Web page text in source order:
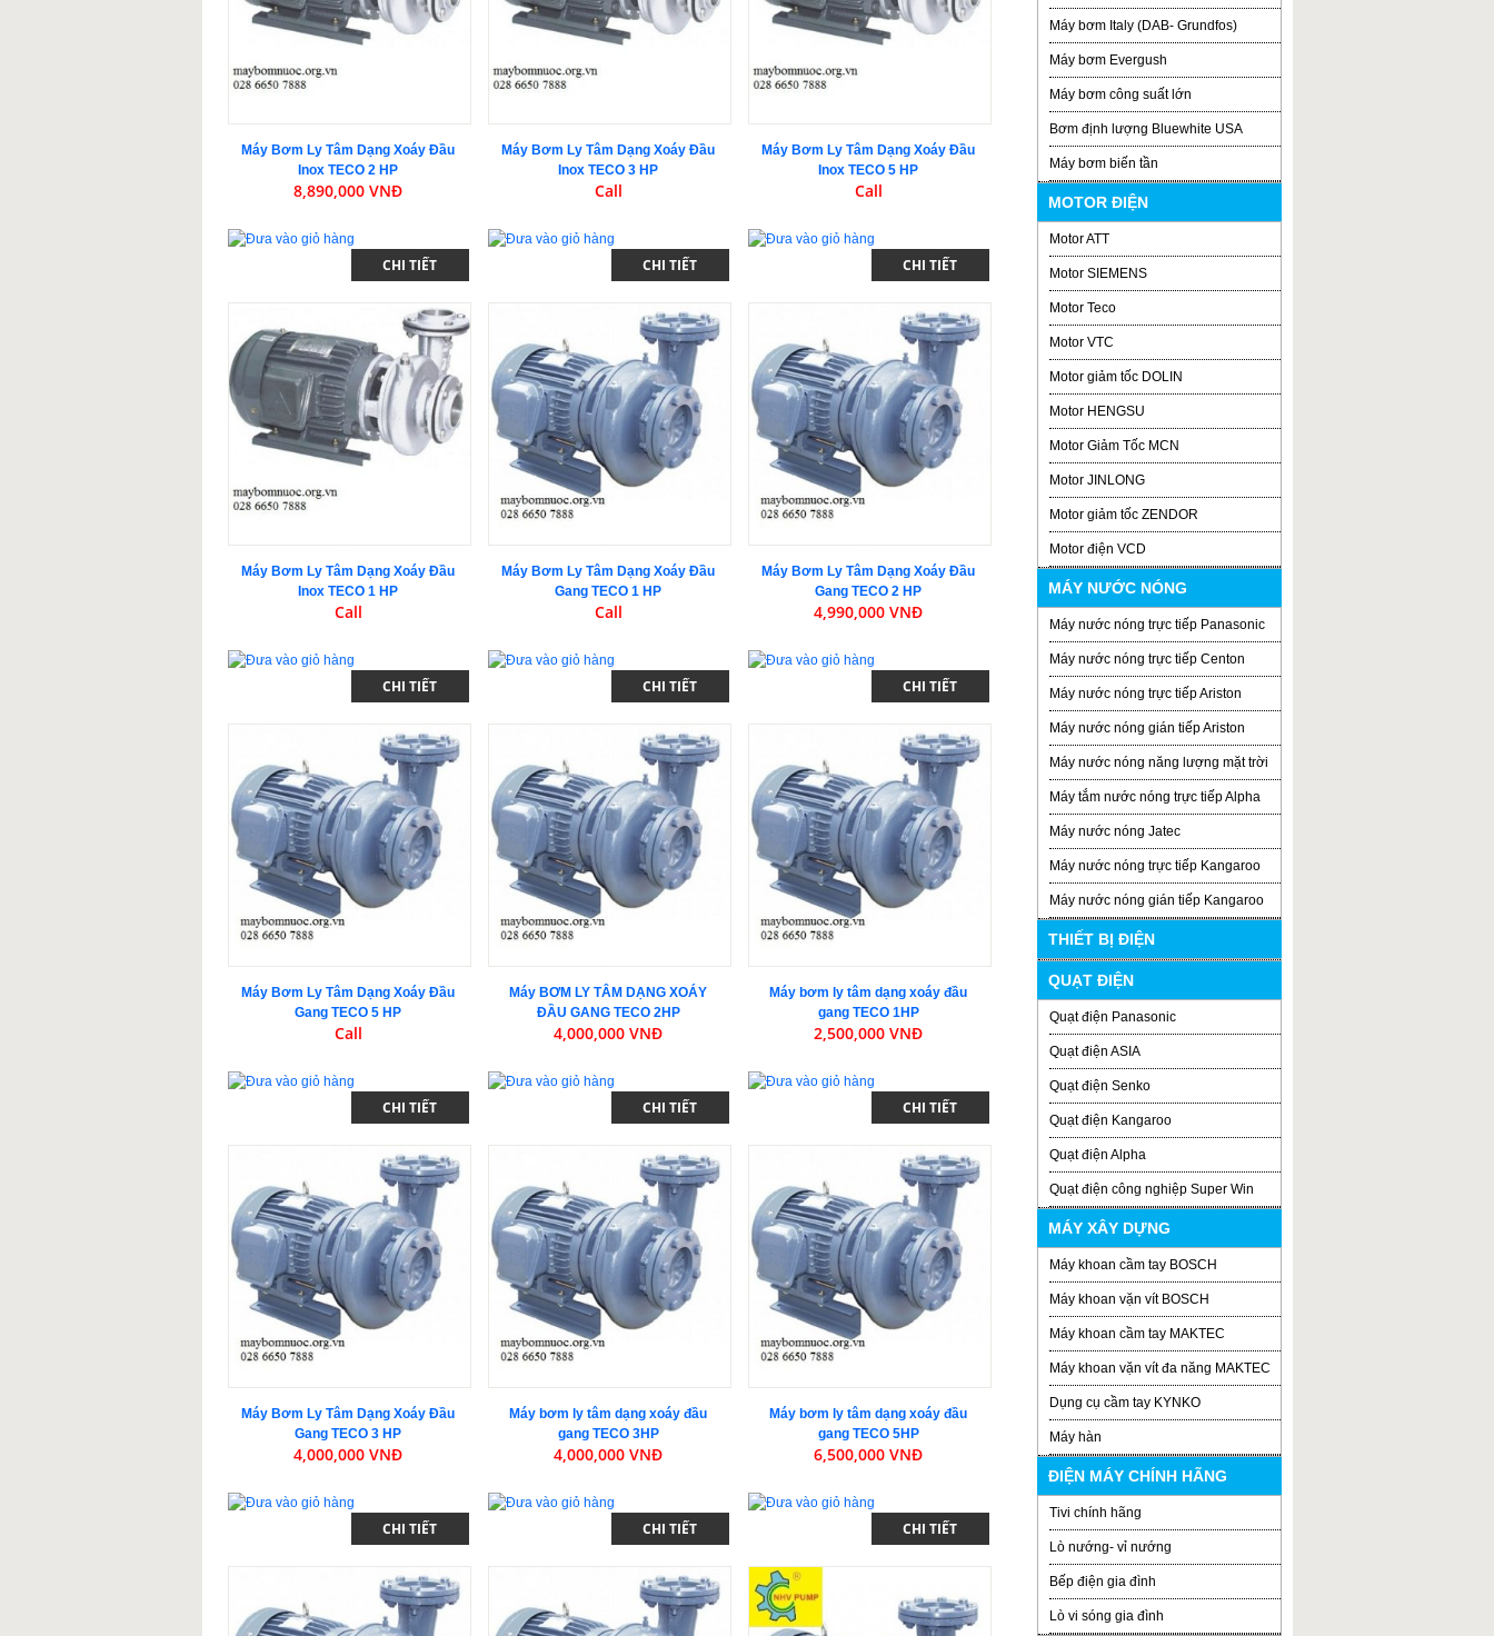
Máy Bơm Ly Tâm Dạng Xoáy Đầu
Inox TECO 2 HP
8,890,000 VNĐ
CHI TIẾT
Máy Bơm Ly Tâm Dạng Xoáy Đầu
Inox TECO 3 HP
Call
CHI TIẾT
Máy Bơm Ly Tâm Dạng Xoáy Đầu
Inox TECO 5 HP
Call
CHI TIẾT
Máy Bơm Ly Tâm Dạng Xoáy Đầu
Inox TECO 1 HP
Call
CHI TIẾT
Máy Bơm Ly Tâm Dạng Xoáy Đầu
Gang TECO 1 HP
Call
CHI TIẾT
Máy Bơm Ly Tâm Dạng Xoáy Đầu
Gang TECO 2 HP
4,990,000 VNĐ
CHI TIẾT
Máy Bơm Ly Tâm Dạng Xoáy Đầu
Gang TECO 5 HP
Call
CHI TIẾT
Máy BƠM LY TÂM DẠNG XOÁY
ĐẦU GANG TECO 2HP
4,000,000 VNĐ
CHI TIẾT
Máy bơm ly tâm dạng xoáy đầu
gang TECO 1HP
2,500,000 VNĐ
CHI TIẾT
Máy Bơm Ly Tâm Dạng Xoáy Đầu
Gang TECO 3 HP
4,000,000 VNĐ
CHI TIẾT
Máy bơm ly tâm dạng xoáy đầu
gang TECO 3HP
4,000,000 VNĐ
CHI TIẾT
Máy bơm ly tâm dạng xoáy đầu
gang TECO 5HP
6,500,000 VNĐ
CHI TIẾT
Máy bơm Italy (DAB- Grundfos)
Máy bơm Evergush
Máy bơm công suất lớn
Bơm định lượng Bluewhite USA
Máy bơm biến tần
MOTOR ĐIỆN
Motor ATT
Motor SIEMENS
Motor Teco
Motor VTC
Motor giảm tốc DOLIN
Motor HENGSU
Motor Giảm Tốc MCN
Motor JINLONG
Motor giảm tốc ZENDOR
Motor điện VCD
MÁY NƯỚC NÓNG
Máy nước nóng trực tiếp Panasonic
Máy nước nóng trực tiếp Centon
Máy nước nóng trực tiếp Ariston
Máy nước nóng gián tiếp Ariston
Máy nước nóng năng lượng mặt trời
Máy tắm nước nóng trực tiếp Alpha
Máy nước nóng Jatec
Máy nước nóng trực tiếp Kangaroo
Máy nước nóng gián tiếp Kangaroo
THIẾT BỊ ĐIỆN
QUẠT ĐIỆN
Quạt điện Panasonic
Quạt điện ASIA
Quạt điện Senko
Quạt điện Kangaroo
Quạt điện Alpha
Quạt điện công nghiệp Super Win
MÁY XÂY DỰNG
Máy khoan cầm tay BOSCH
Máy khoan vặn vít BOSCH
Máy khoan cầm tay MAKTEC
Máy khoan vặn vít đa năng MAKTEC
Dụng cụ cầm tay KYNKO
Máy hàn
ĐIỆN MÁY CHÍNH HÃNG
Tivi chính hãng
Lò nướng- vỉ nướng
Bếp điện gia đình
Lò vi sóng gia đình